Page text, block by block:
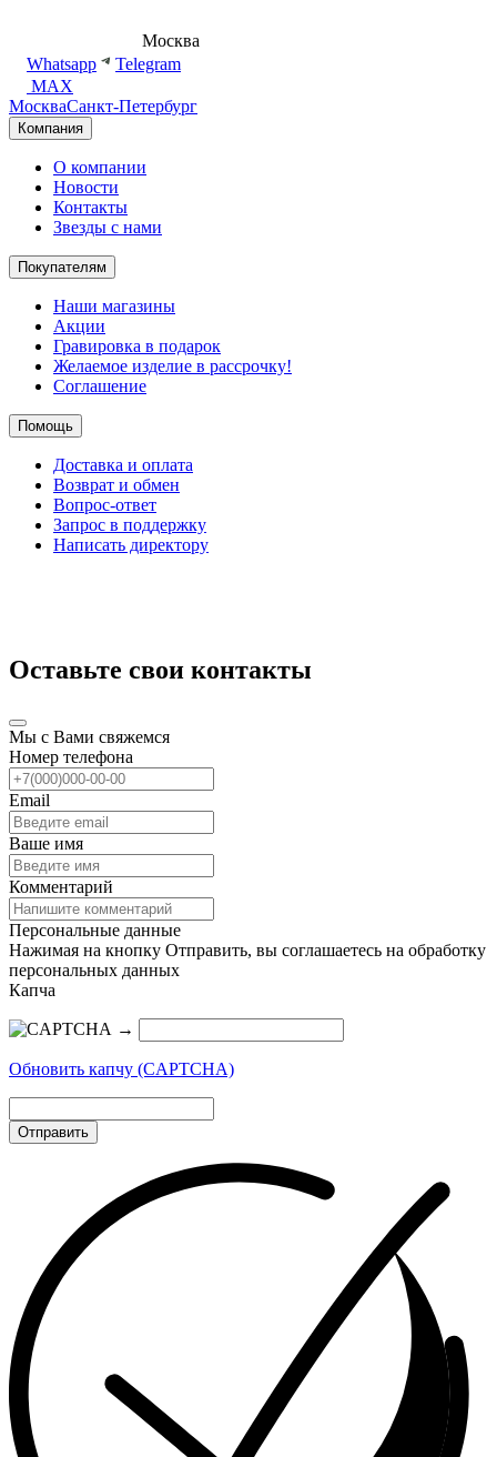
Москва
Whatsapp
Telegram
MAX
МоскваСанкт-Петербург
Компания
О компании
Новости
Контакты
Звезды с нами
Покупателям
Наши магазины
Акции
Гравировка в подарок
Желаемое изделие в рассрочку!
Соглашение
Помощь
Доставка и оплата
Возврат и обмен
Вопрос-ответ
Запрос в поддержку
Написать директору
Оставьте свои контакты
Мы с Вами свяжемся
Номер телефона
Email
Ваше имя
Комментарий
Персональные данные
Нажимая на кнопку Отправить, вы соглашаетесь на обработку
персональных данных
Капча
→
Обновить капчу (CAPTCHA)
Отправить